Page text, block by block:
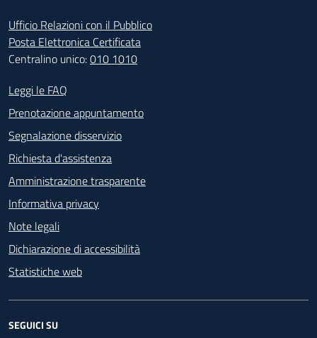
Ufficio Relazioni con il Pubblico
Posta Elettronica Certificata
Centralino unico:010 1010
Footer - Contatti
Leggi le FAQ
Prenotazione appuntamento
Segnalazione disservizio
Richiesta d'assistenza
Amministrazione trasparente
Informativa privacy
Note legali
Dichiarazione di accessibilità
Statistiche web
SEGUICI SU